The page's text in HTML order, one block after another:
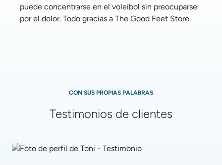
puede concentrarse en el voleibol sin preocuparse
por el dolor. Todo gracias a The Good Feet Store.
CON SUS PROPIAS PALABRAS
Testimonios de clientes